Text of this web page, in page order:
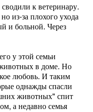
к ветеринару.
из-за плохого ухода
и больной. Через
у этой семьи
в доме. Но
любовь. И таким
однажды спасли
животных" спит
а недавно семья